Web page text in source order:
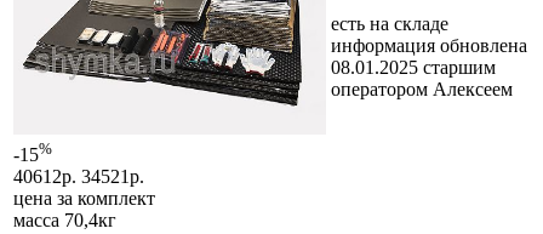
-15%
40612р. 34521р.
цена за комплект
масса 70,4кг
есть на складе
информация обновлена
08.01.2025 старшим
оператором Алексеем